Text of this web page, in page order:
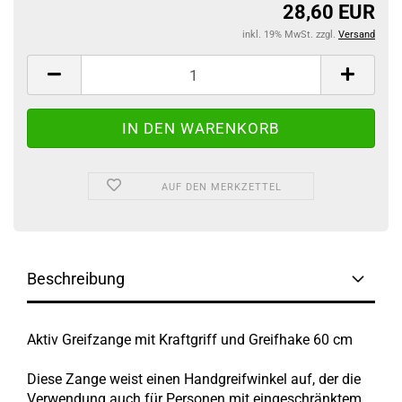
28,60 EUR
inkl. 19% MwSt. zzgl. Versand
AUF DEN MERKZETTEL
Beschreibung
Aktiv Greifzange mit Kraftgriff und Greifhake 60 cm
Diese Zange weist einen Handgreifwinkel auf, der die